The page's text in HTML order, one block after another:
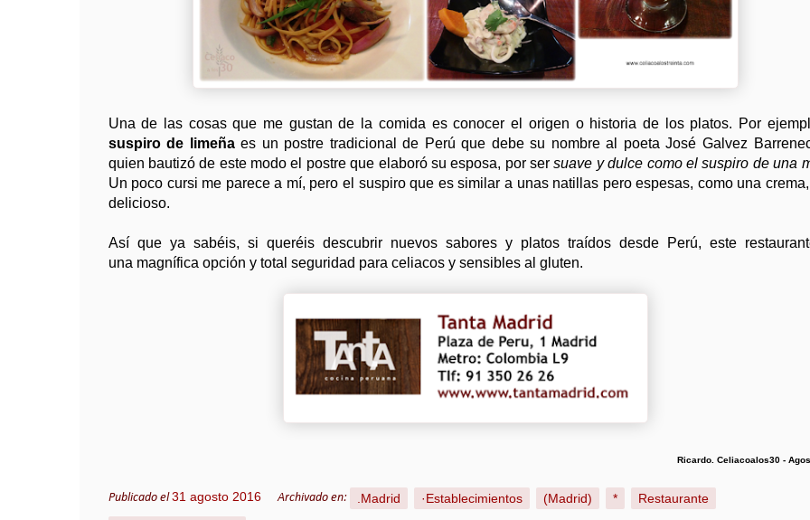
Una de las cosas que me gustan de la comida es conocer el origen o historia de los platos. Por
suspiro de limeñaes un postre tradicional de Perú que debe su nombre al poeta José Galvez
quien bautizó de este modo el postre que elaboró su esposa, por sersuave y dulce como el suspiro de una
Un poco cursi me parece a mí, pero el suspiro que es similar a unas natillas pero espesas, como una
delicioso.
Así que ya sabéis, si queréis descubrir nuevos sabores y platos traídos desde Perú, este
una magnífica opción y total seguridad para celiacos y sensibles al gluten.
Ricardo. Celiacoalos30 -
Publicado el31 agosto 2016 Archivado en: .Madrid ·Establecimientos (Madrid) *
Restaurante